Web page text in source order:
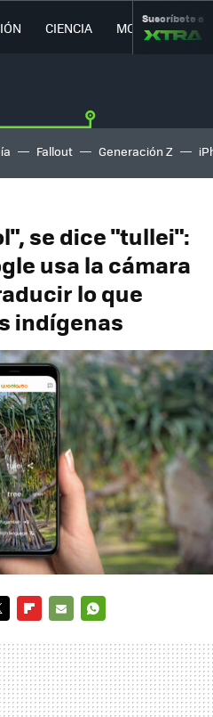
CIENCIA MOVILIDAD
Suscríbete a
Fallout Generación Z
se dice "tullei":
usa la cámara
lo que
indígenas
MAIL